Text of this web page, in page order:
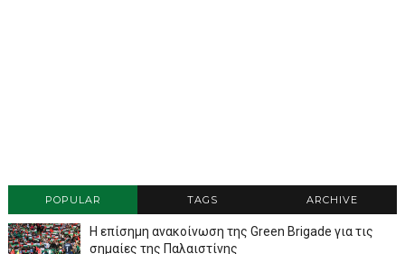
POPULAR TAGS ARCHIVE
Η επίσημη ανακοίνωση της Green Brigade για τις
σημαίες της Παλαιστίνης